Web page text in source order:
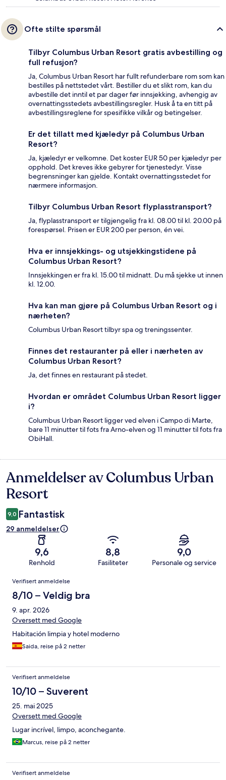
Ofte stilte spørsmål
Tilbyr Columbus Urban Resort gratis avbestilling og
full refusjon?
Ja, Columbus Urban Resort har fullt refunderbare rom som kan
bestilles på nettstedet vårt. Bestiller du et slikt rom, kan du
avbestille det inntil et par dager før innsjekking, avhengig av
overnattingsstedets avbestillingsregler. Husk å ta en titt på
avbestillingsreglene for spesifikke vilkår og betingelser.
Er det tillatt med kjæledyr på Columbus Urban
Resort?
Ja, kjæledyr er velkomne. Det koster EUR 50 per kjæledyr per
opphold. Det kreves ikke gebyrer for tjenestedyr. Visse
begrensninger kan gjelde. Kontakt overnattingsstedet for
nærmere informasjon.
Tilbyr Columbus Urban Resort flyplasstransport?
Ja, flyplasstransport er tilgjengelig fra kl. 08.00 til kl. 20.00 på
forespørsel. Prisen er EUR 200 per person, én vei.
Hva er innsjekkings- og utsjekkingstidene på
Columbus Urban Resort?
Innsjekkingen er fra kl. 15.00 til midnatt. Du må sjekke ut innen
kl. 12.00.
Hva kan man gjøre på Columbus Urban Resort og i
nærheten?
Columbus Urban Resort tilbyr spa og treningssenter.
Finnes det restauranter på eller i nærheten av
Columbus Urban Resort?
Ja, det finnes en restaurant på stedet.
Hvordan er området Columbus Urban Resort ligger
i?
Columbus Urban Resort ligger ved elven i Campo di Marte,
bare 11 minutter til fots fra Arno-elven og 11 minutter til fots fra
ObiHall.
Anmeldelser
Anmeldelser av Columbus Urban
Resort
9,0 Fantastisk
29 anmeldelser
9,6
Renhold
8,8
Fasiliteter
9,0
Personale og service
Anmeldelser
Verifisert anmeldelse
8/10 – Veldig bra
9. apr. 2026
Oversett med Google
Habitación limpia y hotel moderno
Saida, reise på 2 netter
Verifisert anmeldelse
10/10 – Suverent
25. mai 2025
Oversett med Google
Lugar incrível, limpo, aconchegante.
Marcus, reise på 2 netter
Verifisert anmeldelse